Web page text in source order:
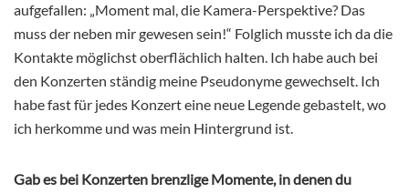
aufgefallen: „Moment mal, die Kamera-Perspektive? Das
muss der neben mir gewesen sein!“ Folglich musste ich da die
Kontakte möglichst oberflächlich halten. Ich habe auch bei
den Konzerten ständig meine Pseudonyme gewechselt. Ich
habe fast für jedes Konzert eine neue Legende gebastelt, wo
ich herkomme und was mein Hintergrund ist.
Gab es bei Konzerten brenzlige Momente, in denen du